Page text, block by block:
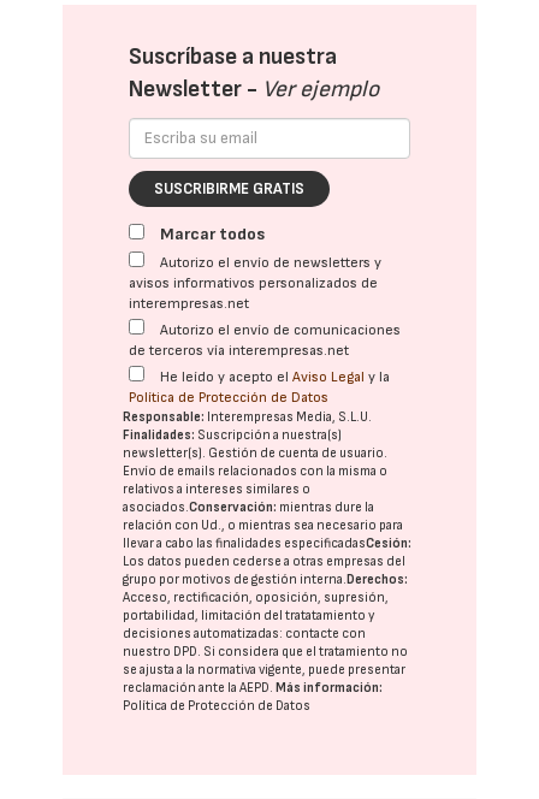
Suscríbase a nuestra
Newsletter - Ver ejemplo
SUSCRIBIRME GRATIS
Marcar todos
Autorizo el envío de newsletters y
avisos informativos personalizados de
interempresas.net
Autorizo el envío de comunicaciones
de terceros vía interempresas.net
He leído y acepto elAviso Legal y la
Política de Protección de Datos
Responsable: Interempresas Media, S.L.U.
Finalidades: Suscripción a nuestra(s)
newsletter(s). Gestión de cuenta de usuario.
Envío de emails relacionados con la misma o
relativos a intereses similares o
asociados.Conservación: mientras dure la
relación con Ud., o mientras sea necesario para
llevar a cabo las finalidades especificadasCesión:
Los datos pueden cederse a otras empresas del
grupo por motivos de gestión interna.Derechos:
Acceso, rectificación, oposición, supresión,
portabilidad, limitación del tratatamiento y
decisiones automatizadas: contacte con
nuestro DPD. Si considera que el tratamiento no
se ajusta a la normativa vigente, puede presentar
reclamación ante laAEPD.Más información:
Política de Protección de Datos